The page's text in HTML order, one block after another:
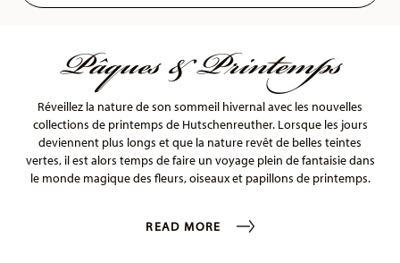
Pâques & Printemps
Réveillez la nature de son sommeil hivernal avec les nouvelles
collections de printemps de Hutschenreuther. Lorsque les jours
deviennent plus longs et que la nature revêt de belles teintes
vertes, il est alors temps de faire un voyage plein de fantaisie dans
le monde magique des fleurs, oiseaux et papillons de printemps.
READ MORE